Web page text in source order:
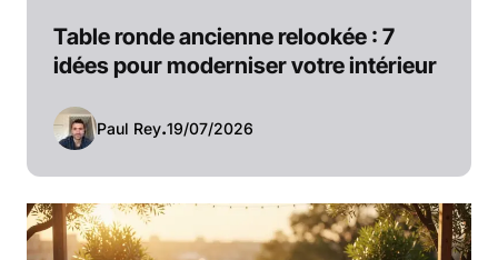
Table ronde ancienne relookée : 7
idées pour moderniser votre intérieur
Paul Rey.19/07/2026